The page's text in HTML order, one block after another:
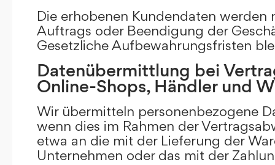
Die erhobenen Kundendaten werden
Auftrags oder Beendigung der
Gesetzliche Aufbewahrungsfristen
Datenübermittlung bei
Online-Shops, Händler und
Wir übermitteln personenbezogene
wenn dies im Rahmen der
etwa an die mit der Lieferung der
Unternehmen oder das mit der